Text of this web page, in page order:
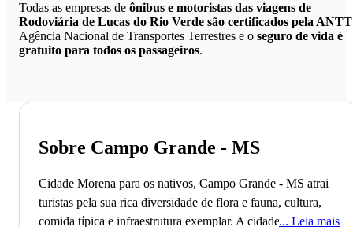
Todas as empresas de ônibus e motoristas das viagens de
Rodoviária de Lucas do Rio Verde são certificados pela ANTT
Agência Nacional de Transportes Terrestres e o seguro de vida é
gratuito para todos os passageiros.
Sobre Campo Grande - MS
Cidade Morena para os nativos, Campo Grande - MS atrai
turistas pela sua rica diversidade de flora e fauna, cultura,
comida típica e infraestrutura exemplar. A cidade de Campo
Leia mais